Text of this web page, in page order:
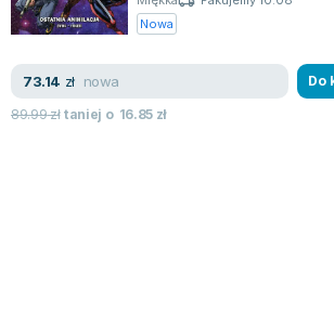
Nowa
73.14 zł nowa
89.99złtaniej o 16.85 zł
Do